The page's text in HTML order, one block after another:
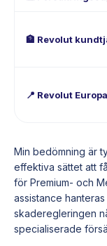
🏦 Revolut
📍 Revolut
Min bedömning är
effektiva sättet att
för Premium- och
assistance
skaderegleringen
specialiserade